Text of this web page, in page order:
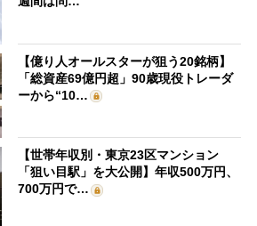
【億り人オールスターが狙う20銘柄】
「総資産69億円超」90歳現役トレーダ
ーから“10…
【世帯年収別・東京23区マンション
「狙い目駅」を大公開】年収500万円、
700万円で…